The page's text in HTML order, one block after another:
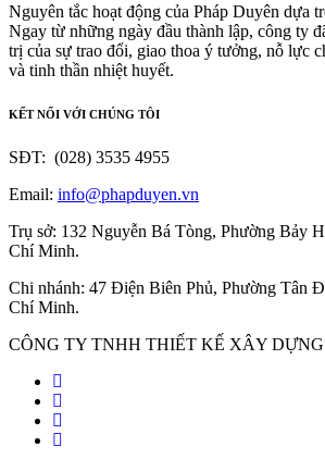
Nguyên tắc hoạt động của Pháp Duyên dựa
Ngay từ những ngày đầu thành lập, công ty
trị của sự trao đổi, giao thoa ý tưởng, nỗ lực
và tinh thần nhiệt huyết.
KẾT NỐI VỚI CHÚNG TÔI
SĐT: (028) 3535 4955
Email: info@phapduyen.vn
Trụ sở: 132 Nguyễn Bá Tòng, Phường Bảy
Chí Minh.
Chi nhánh: 47 Điện Biên Phủ, Phường Tân
Chí Minh.
CÔNG TY TNHH THIẾT KẾ XÂY